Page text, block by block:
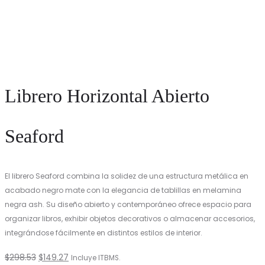
Librero Horizontal Abierto
Seaford
El librero Seaford combina la solidez de una estructura metálica en
acabado negro mate con la elegancia de tablillas en melamina
negra ash. Su diseño abierto y contemporáneo ofrece espacio para
organizar libros, exhibir objetos decorativos o almacenar accesorios,
integrándose fácilmente en distintos estilos de interior.
$298.53 El
$149.27 ElIncluye ITBMS.